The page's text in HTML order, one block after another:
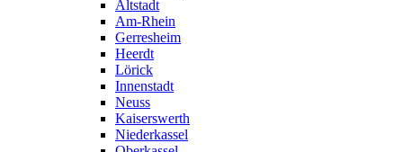
Altstadt
Am-Rhein
Gerresheim
Heerdt
Lörick
Innenstadt
Neuss
Kaiserswerth
Niederkassel